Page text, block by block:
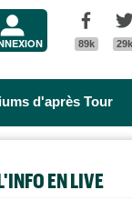
89k 29k
d'après Tour
EN LIVE